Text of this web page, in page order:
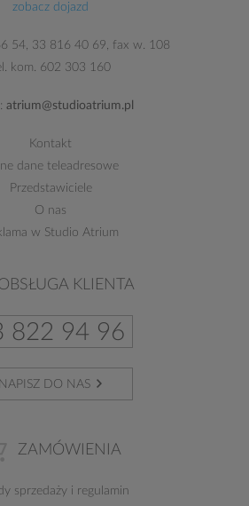
zobacz dojazd
54, 33 816 40 69, fax w. 108
kom. 602 303 160
atrium@studioatrium.pl
Kontakt
dane teleadresowe
Przedstawiciele
O nas
w Studio Atrium
KLIENTA
822 94 96
NAPISZ DO NAS
ZAMÓWIENIA
sprzedażyi regulamin